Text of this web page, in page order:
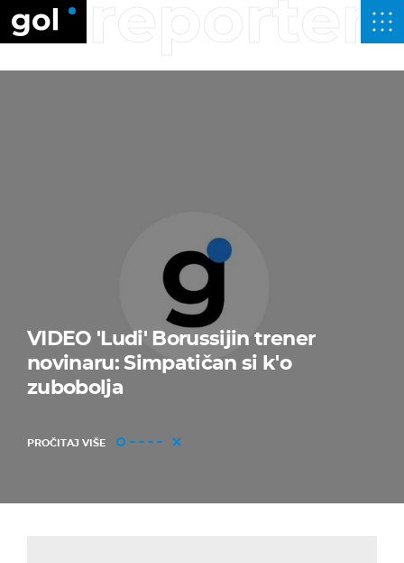
VIDEO 'Ludi' Borussijin trener
novinaru: Simpatičan si k'o
zubobolja
PROČITAJ VIŠE